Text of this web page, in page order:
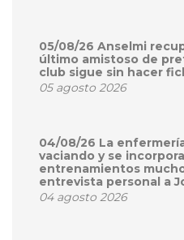
05/08/26 Anselmi
último amistoso de
club sigue sin hacer
05 agosto 2026
04/08/26 La
vaciando y se
entrenamientos
entrevista personal a
04 agosto 2026